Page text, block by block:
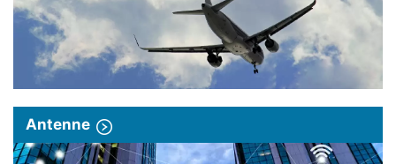
Antenne